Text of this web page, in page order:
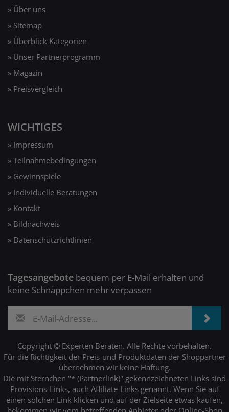
» Über uns
» Sitemap
» Überblick Kategorien
» Unser Partnerprogramm
» Magazin
» Preisvergleich
WICHTIGES
» Impressum
» Teilnahmebedingungen
» Gewinnspiele
» Individuelle Beratungen
» Kontakt
» Bildnachweis
» Datenschutzrichtlinien
Tagesangebote bequem per E-Mail erhalten und
keine Schnäppchen mehr verpassen
Copyright © Experten Beraten. Alle Rechte vorbehalten.
Für die Richtigkeit der Preis-und Produktdaten der Shoppartner
übernehmen wir keine Haftung.
Die mit Sternchen "* (Partnerlink)" gekennzeichneten Links sind
Provisions-Links, auch Affiliate-Links genannt. Wenn Sie auf
einen solchen Link klicken und auf der Zielseite etwas kaufen,